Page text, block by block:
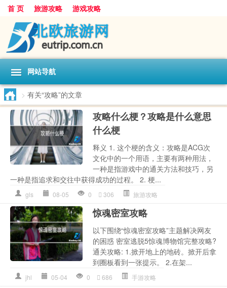
首 页 旅游攻略 游戏攻略
网站导航
> 有关“攻略”的文章
攻略什么梗？攻略是什么意思
什么梗
释义 1. 这个梗的含义：攻略是ACG次
文化中的一个用语，主要有两种用法，
一种是指游戏中的通关方法和技巧，另
一种是指追求和交往中获得成功的过程。 2. 梗...
gls 08-05 0 306 旅游攻略
惊魂密室攻略
以下围绕“惊魂密室攻略”主题解决网友
的困惑 密室逃脱5惊魂博物馆完整攻略?
通关攻略: 1.掀开地上的地砖。掀开后拿
到圈板看到一张提示。 2.在架...
jhl 05-04 0 686 手游攻略